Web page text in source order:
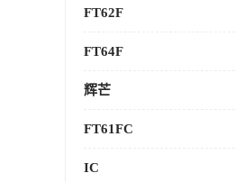
FT62F
FT64F
辉芒
FT61FC
IC